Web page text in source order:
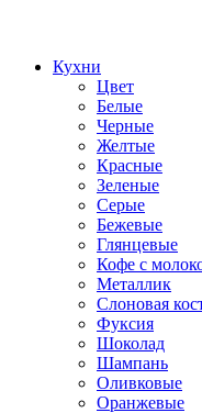
Кухни
Цвет
Белые
Черные
Желтые
Красные
Зеленые
Серые
Бежевые
Глянцевые
Кофе с
Металлик
Слоновая
Фуксия
Шоколад
Шампань
Оливковые
Оранжевые